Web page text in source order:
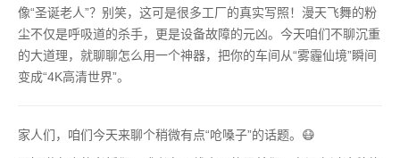
像“圣诞老人”？别笑，这可是很多工厂的真实写照！漫天飞舞的粉
尘不仅是呼吸道的杀手，更是设备故障的元凶。今天咱们不聊沉重
的大道理，就聊聊怎么用一个神器，把你的车间从“雾霾仙境”瞬间
变成“4K高清世界”。
家人们，咱们今天来聊个稍微有点“呛嗓子”的话题。😷